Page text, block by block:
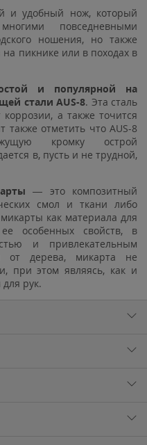
и удобный нож, который
повседневными
ношения, но также
на пикнике или в походах в
и популярной на
стали AUS-8. Эта сталь
коррозии, а также точится
также отметить что AUS-8
кромку острой
в, пусть и не трудной,
— это композитный
смол и ткани либо
как материала для
особенных свойств, в
и привлекательным
дерева, микарта не
при этом являясь, как и
рук.